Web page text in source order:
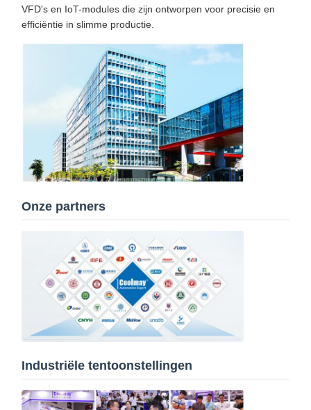
VFD's en IoT-modules die zijn ontworpen voor precisie en
efficiëntie in slimme productie.
Onze partners
Industriële tentoonstellingen